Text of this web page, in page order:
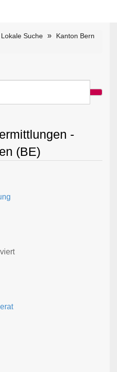
Lokale Suche Kanton Bern
-
(BE)